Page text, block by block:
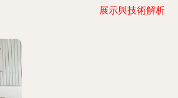
展示與技術解析